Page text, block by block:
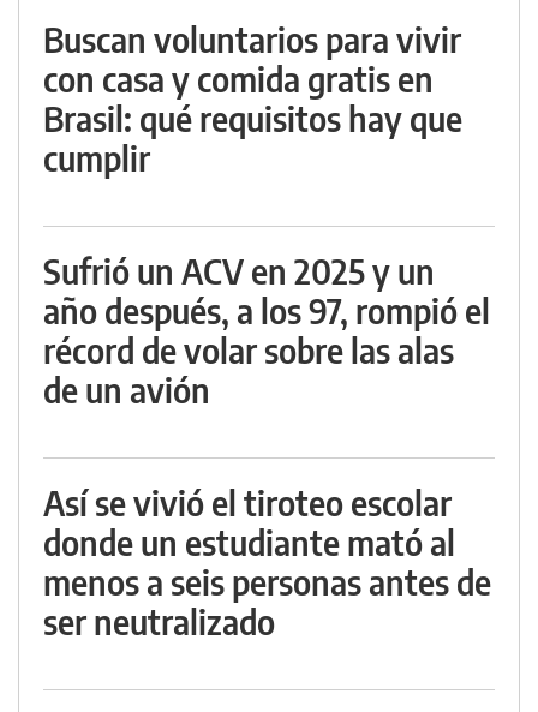
Buscan voluntarios para vivir
con casa y comida gratis en
Brasil: qué requisitos hay que
cumplir
Sufrió un ACV en 2025 y un
año después, a los 97, rompió el
récord de volar sobre las alas
de un avión
Así se vivió el tiroteo escolar
donde un estudiante mató al
menos a seis personas antes de
ser neutralizado